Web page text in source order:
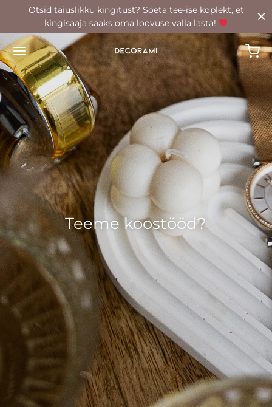
Otsid täiuslikku kingitust? Soeta tee-ise koplekt, et
kingisaaja saaks oma loovuse valla lasta!
Teeme koostööd?
Back
komplektid